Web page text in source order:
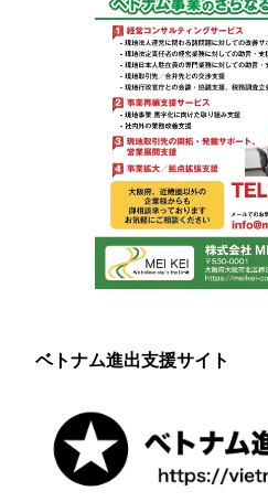
ベトナム進出支援サイト